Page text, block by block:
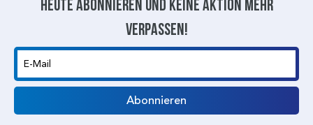
Heute abonnieren und keine aktion mehr
verpassen!
E-Mail
Abonnieren